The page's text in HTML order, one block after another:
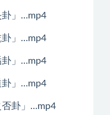
卦」…mp4
卦」…mp4
卦」…mp4
卦」…mp4
否卦」…mp4